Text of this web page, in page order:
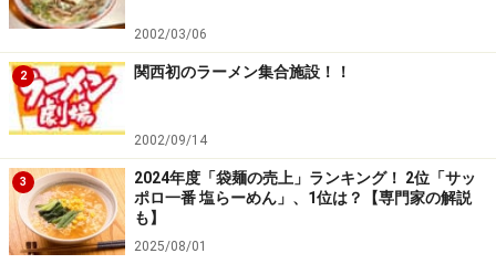
2002/03/06
2 関西初のラーメン集合施設！！
2002/09/14
3
2024年度「袋麺の売上」ランキング！ 2位「サッ
ポロ一番 塩らーめん」、1位は？【専門家の解説
も】
2025/08/01